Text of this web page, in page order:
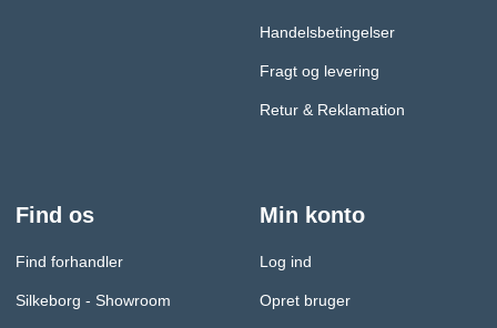
Handelsbetingelser
Fragt og levering
Retur & Reklamation
Find os
Find forhandler
Silkeborg - Showroom
Min konto
Log ind
Opret bruger